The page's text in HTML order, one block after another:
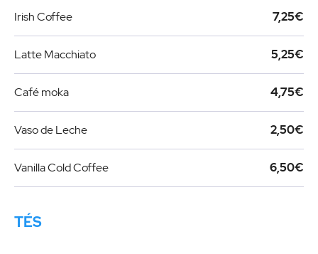
Irish Coffee 7,25€
Latte Macchiato 5,25€
Café moka 4,75€
Vaso de Leche 2,50€
Vanilla Cold Coffee 6,50€
TÉS